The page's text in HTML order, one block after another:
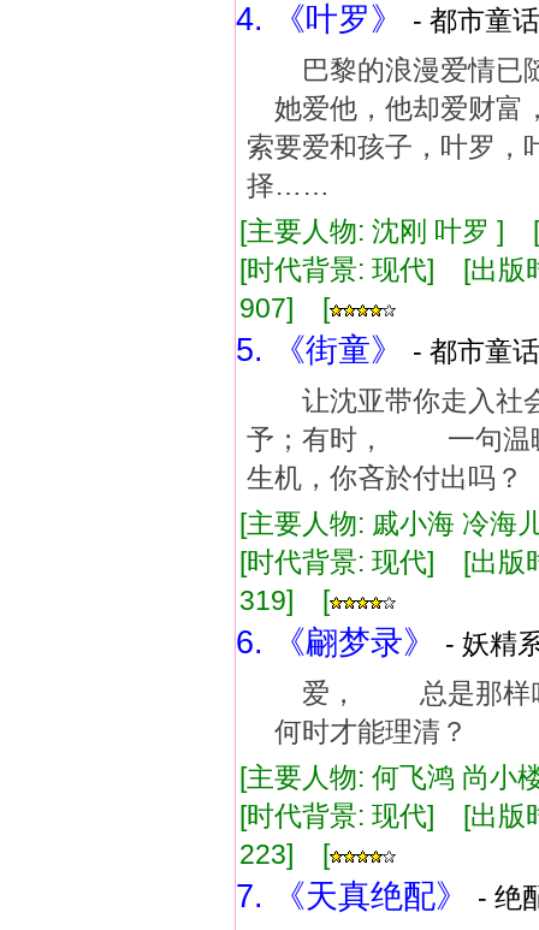
4. 《叶罗》
- 都市童
巴黎的浪漫爱情已
她爱他，他却爱财富
索要爱和孩子，叶罗，
择……
[主要人物: 沈刚 叶罗 ]
[时代背景: 现代] [出
907] [
5. 《街童》
- 都市童
让沈亚带你走入社
予；有时， 一句温
生机，你吝於付出吗？
[主要人物: 戚小海 冷
[时代背景: 现代] [出
319] [
6. 《翩梦录》
- 妖精
爱， 总是那样叫
何时才能理清？
[主要人物: 何飞鸿 尚
[时代背景: 现代] [出
223] [
7. 《天真绝配》
- 绝